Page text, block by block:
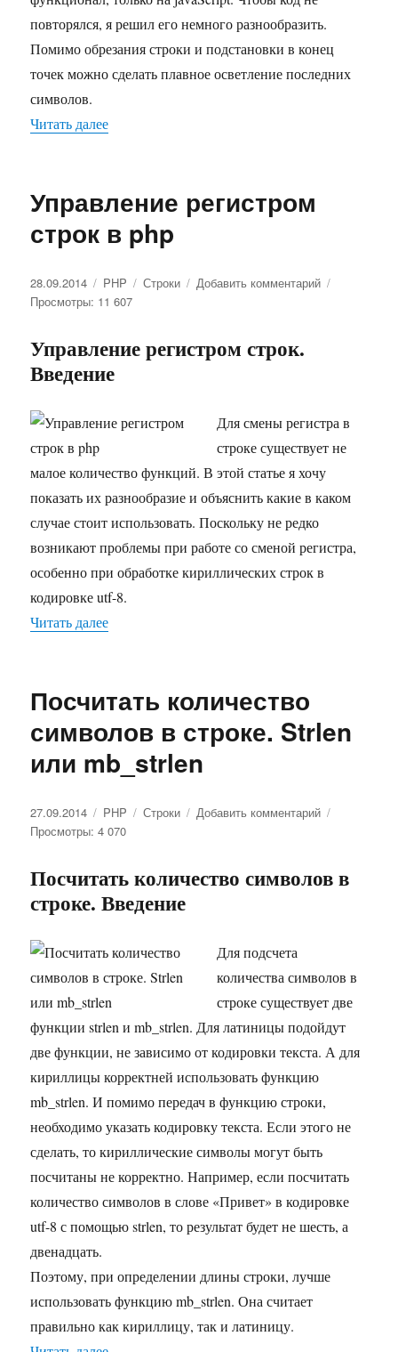
повторялся, я решил его немного разнообразить.
Помимо обрезания строки и подстановки в конец
точек можно сделать плавное осветление последних
символов.
Читать далее
Управление регистром
строк в php
Опубликовано
28.09.2014 Рубрики
PHP Метки
Строки Добавить комментарий
Просмотры: 11 607
Управление регистром строк.
Введение
Для смены регистра в
строке существует не
малое количество функций. В этой статье я хочу
показать их разнообразие и объяснить какие в каком
случае стоит использовать. Поскольку не редко
возникают проблемы при работе со сменой регистра,
особенно при обработке кириллических строк в
кодировке utf-8.
Читать далее
Посчитать количество
символов в строке. Strlen
или mb_strlen
Опубликовано
27.09.2014 Рубрики
PHP Метки
Строки Добавить комментарий
символов
mb_strlen
Просмотры: 4 070
Посчитать количество символов в
строке. Введение
Для подсчета
количества символов в
строке существует две
функции strlen и mb_strlen. Для латиницы подойдут
две функции, не зависимо от кодировки текста. А для
кириллицы корректней использовать функцию
mb_strlen. И помимо передач в функцию строки,
необходимо указать кодировку текста. Если этого не
сделать, то кириллические символы могут быть
посчитаны не корректно. Например, если посчитать
количество символов в слове «Привет» в кодировке
utf-8 с помощью strlen, то результат будет не шесть, а
двенадцать.
Поэтому, при определении длины строки, лучше
использовать функцию mb_strlen. Она считает
правильно как кириллицу, так и латиницу.